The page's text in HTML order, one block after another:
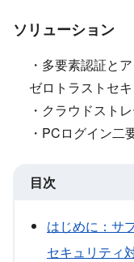
ソリューション
・​多要素認証と​
ゼロトラストセ
・クラウドスト
・PCログイン二
目次
はじめに​：サ
セキュリティ